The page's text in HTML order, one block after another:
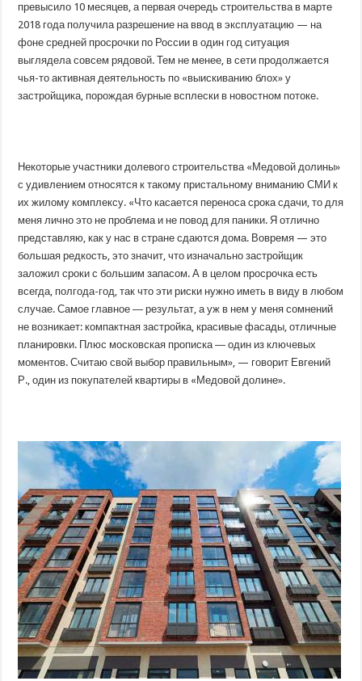
превысило 10 месяцев, а первая очередь строительства в марте
2018 года получила разрешение на ввод в эксплуатацию — на
фоне средней просрочки по России в один год ситуация
выглядела совсем рядовой. Тем не менее, в сети продолжается
чья-то активная деятельность по «выискиванию блох» у
застройщика, порождая бурные всплески в новостном потоке.
Некоторые участники долевого строительства «Медовой долины»
с удивлением относятся к такому пристальному вниманию СМИ к
их жилому комплексу. «Что касается переноса срока сдачи, то для
меня лично это не проблема и не повод для паники. Я отлично
представляю, как у нас в стране сдаются дома. Вовремя — это
большая редкость, это значит, что изначально застройщик
заложил сроки с большим запасом. А в целом просрочка есть
всегда, полгода-год, так что эти риски нужно иметь в виду в любом
случае. Самое главное ― результат, а уж в нем у меня сомнений
не возникает: компактная застройка, красивые фасады, отличные
планировки. Плюс московская прописка ― один из ключевых
моментов. Считаю свой выбор правильным», — говорит Евгений
Р., один из покупателей квартиры в «Медовой долине».